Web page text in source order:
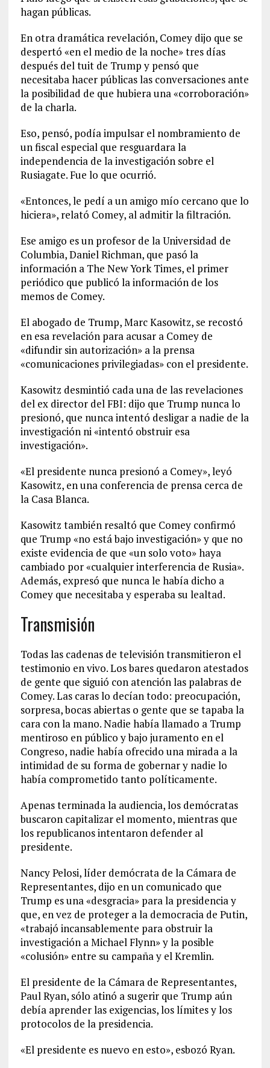
hagan públicas.
En otra dramática revelación, Comey dijo que se
despertó «en el medio de la noche» tres días
después del tuit de Trump y pensó que
necesitaba hacer públicas las conversaciones ante
la posibilidad de que hubiera una «corroboración»
de la charla.
Eso, pensó, podía impulsar el nombramiento de
un fiscal especial que resguardara la
independencia de la investigación sobre el
Rusiagate. Fue lo que ocurrió.
«Entonces, le pedí a un amigo mío cercano que lo
hiciera», relató Comey, al admitir la filtración.
Ese amigo es un profesor de la Universidad de
Columbia, Daniel Richman, que pasó la
información a The New York Times, el primer
periódico que publicó la información de los
memos de Comey.
El abogado de Trump, Marc Kasowitz, se recostó
en esa revelación para acusar a Comey de
«difundir sin autorización» a la prensa
«comunicaciones privilegiadas» con el presidente.
Kasowitz desmintió cada una de las revelaciones
del ex director del FBI: dijo que Trump nunca lo
presionó, que nunca intentó desligar a nadie de la
investigación ni «intentó obstruir esa
investigación».
«El presidente nunca presionó a Comey», leyó
Kasowitz, en una conferencia de prensa cerca de
la Casa Blanca.
Kasowitz también resaltó que Comey confirmó
que Trump «no está bajo investigación» y que no
existe evidencia de que «un solo voto» haya
cambiado por «cualquier interferencia de Rusia».
Además, expresó que nunca le había dicho a
Comey que necesitaba y esperaba su lealtad.
Transmisión
Todas las cadenas de televisión transmitieron el
testimonio en vivo. Los bares quedaron atestados
de gente que siguió con atención las palabras de
Comey. Las caras lo decían todo: preocupación,
sorpresa, bocas abiertas o gente que se tapaba la
cara con la mano. Nadie había llamado a Trump
mentiroso en público y bajo juramento en el
Congreso, nadie había ofrecido una mirada a la
intimidad de su forma de gobernar y nadie lo
había comprometido tanto políticamente.
Apenas terminada la audiencia, los demócratas
buscaron capitalizar el momento, mientras que
los republicanos intentaron defender al
presidente.
Nancy Pelosi, líder demócrata de la Cámara de
Representantes, dijo en un comunicado que
Trump es una «desgracia» para la presidencia y
que, en vez de proteger a la democracia de Putin,
«trabajó incansablemente para obstruir la
investigación a Michael Flynn» y la posible
«colusión» entre su campaña y el Kremlin.
El presidente de la Cámara de Representantes,
Paul Ryan, sólo atinó a sugerir que Trump aún
debía aprender las exigencias, los límites y los
protocolos de la presidencia.
«El presidente es nuevo en esto», esbozó Ryan.